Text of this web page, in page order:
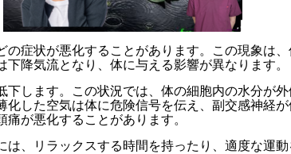
の症状が悪化することがあります。この現象は
降気流となり、体に与える影響が異なります。
下します。この状況では、体の細胞内の水分が
化した空気は体に危険信号を伝え、副交感神経
が悪化することがあります。
、リラックスする時間を持ったり、適度な運動